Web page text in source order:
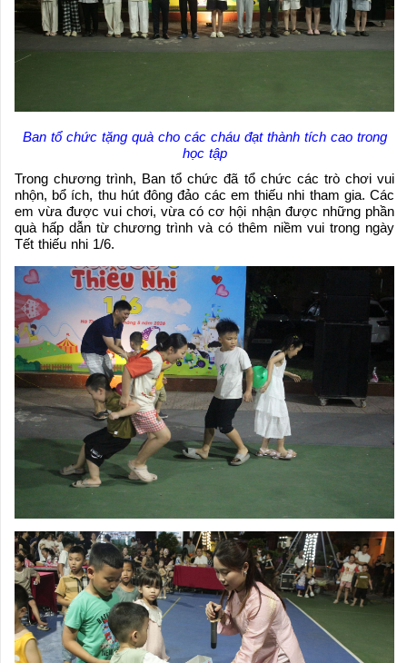
Ban tổ chức tặng quà cho các cháu đạt thành tích cao trong
học tập
Trong chương trình, Ban tổ chức đã tổ chức các trò chơi vui
nhộn, bổ ích, thu hút đông đảo các em thiếu nhi tham gia. Các
em vừa được vui chơi, vừa có cơ hội nhận được những phần
quà hấp dẫn từ chương trình và có thêm niềm vui trong ngày
Tết thiếu nhi 1/6.